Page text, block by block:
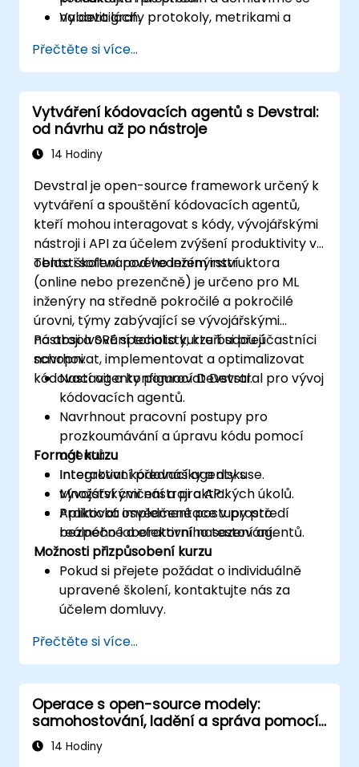
Vybavit grafy protokoly, metrikami a
produkce a monitorovat dodržování SLA i
náklady.
na detailách.
Přečtěte si více...
Vytváření kódovacích agentů s Devstral:
od návrhu až po nástroje
14 Hodiny
Devstral je open-source framework určený k
vytváření a spouštění kódovacích agentů,
kteří mohou interagovat s kódy, vývojářskými
nástroji i API za účelem zvýšení produktivity v
oblasti softwarového inženýrství.
Tento školení pod vedením instruktora
(online nebo prezenčně) je určeno pro ML
inženýry na středně pokročilé a pokročilé
úrovni, týmy zabývající se vývojářskými
nástroji a SRE specialisty, kteří si přejí
navrhovat, implementovat a optimalizovat
kódovací agenty pomocí Devstral.
Po absolvování tohoto kurzu budou účastníci
schopni:
Nastavit a konfigurovat Devstral pro vývoj
kódovacích agentů.
Navrhnout pracovní postupy pro
prozkoumávání a úpravu kódu pomocí
agentů.
Integrovat kódovací agenty s
vývojářskými nástroji a API.
Aplikovat osvědčené postupy pro
bezpečné a efektivní nasazení agentů.
Formát kurzu
Interaktivní přednášky a diskuse.
Množství cvičení a praktických úkolů.
Praktická implementace v prostředí
reálného laboratorního testování.
Možnosti přizpůsobení kurzu
Pokud si přejete požádat o individuálně
upravené školení, kontaktujte nás za
účelem domluvy.
Přečtěte si více...
Operace s open-source modely:
samohostování, ladění a správa pomocí
modelů Devstral a Mistral
14 Hodiny